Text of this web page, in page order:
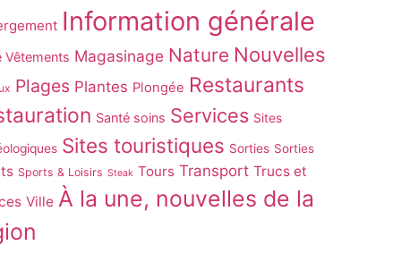
Information générale
Vêtements Magasinage Nature Nouvelles
Plages Plantes Plongée Restaurants
Santé soins Services Sites
Sites touristiques Sorties Sorties
Sports & Loisirs Steak Tours Transport Trucs et
Ville À la une, nouvelles de la